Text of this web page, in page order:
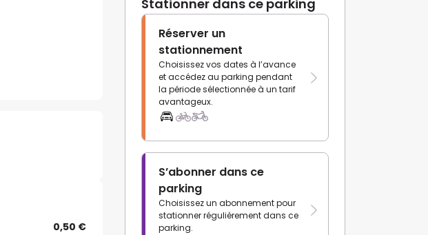
Stationner dans ce parking
Réserver un
stationnement
Choisissez vos dates à l’avance
et accédez au parking pendant
la période sélectionnée à un tarif
avantageux.
S’abonner dans ce
parking
Choisissez un abonnement pour
stationner régulièrement dans ce
parking.
0,50 €